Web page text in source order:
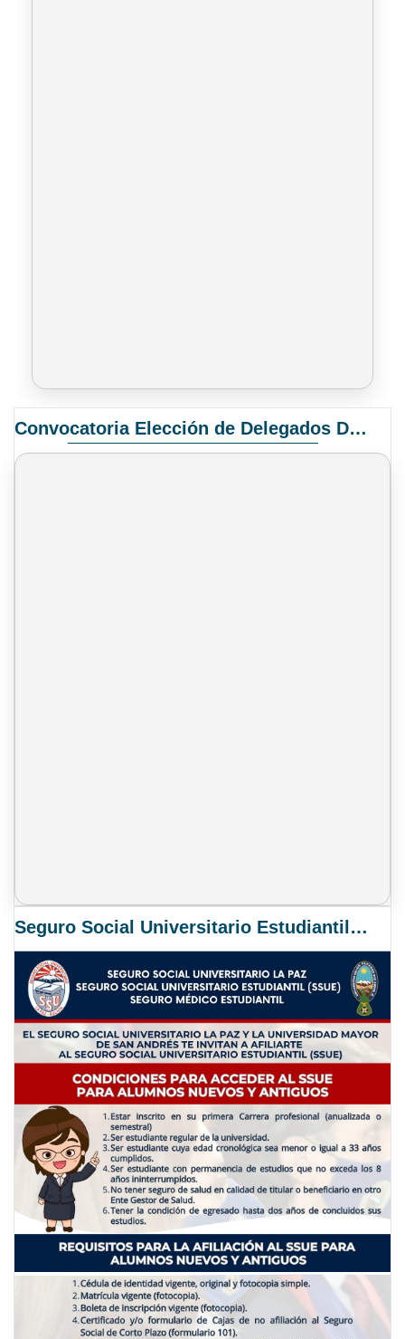
Convocatoria Elección de Delegados Docentes para el XIV Congreso Nacional de Universidades
Seguro Social Universitario Estudiantil SSUE